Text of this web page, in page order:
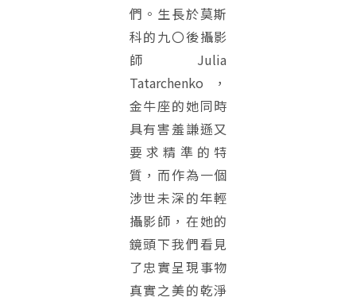
們。生長於莫斯
科的九〇後攝影
師Julia
Tatarchenko，
金牛座的她同時
具有害羞謙遜又
要求精準的特
質，而作為一個
涉世未深的年輕
攝影師，在她的
鏡頭下我們看見
了忠實呈現事物
真實之美的乾淨